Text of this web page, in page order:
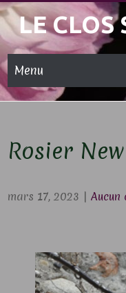
Skip
to
content
LE CLOS
Menu
Rosier
mars 17, 2023 |Aucun